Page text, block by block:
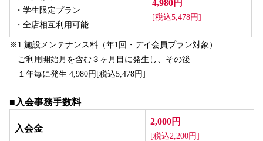
・学生限定プラン
・全店相互利用可能
4,980円
[税込5,478円]
※1 施設メンテナンス料（年1回・デイ会員プラン対象）
ご利用開始月を含む３ヶ月目に発生し、その後
１年毎に発生 4,980円[税込5,478円]
■入会事務手数料
入会金
2,000円
[税込2,200円]